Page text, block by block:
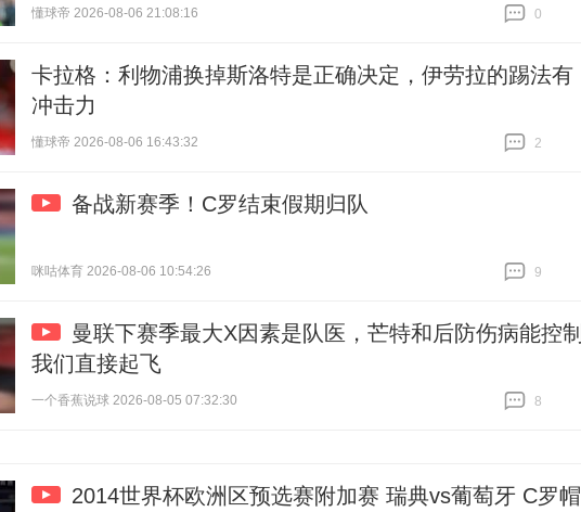
懂球帝 2026-08-06 21:08:16
0
卡拉格：利物浦换掉斯洛特是正确决定，伊劳拉的踢法有
冲击力
懂球帝 2026-08-06 16:43:32
2
备战新赛季！C罗结束假期归队
咪咕体育 2026-08-06 10:54:26
9
曼联下赛季最大X因素是队医，芒特和后防伤病能控制
我们直接起飞
一个香蕉说球 2026-08-05 07:32:30
8
2014世界杯欧洲区预选赛附加赛 瑞典vs葡萄牙 C罗帽